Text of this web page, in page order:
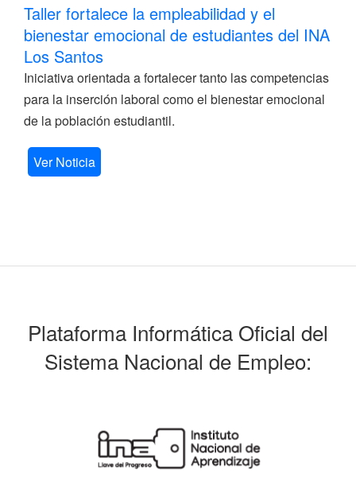
Taller fortalece la empleabilidad y el
bienestar emocional de estudiantes del INA
Los Santos
Iniciativa orientada a fortalecer tanto las competencias
para la inserción laboral como el bienestar emocional
de la población estudiantil.
Ver Noticia
Plataforma Informática Oficial del
Sistema Nacional de Empleo: